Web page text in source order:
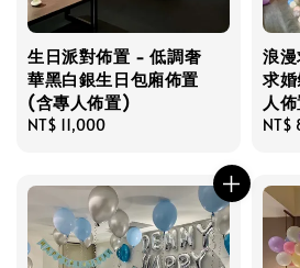
生日派對佈置 - 低調奢
華黑白銀生日包廂佈置
(含專人佈置)
Regular
NT$ 11,000
浪
求
人
NT$